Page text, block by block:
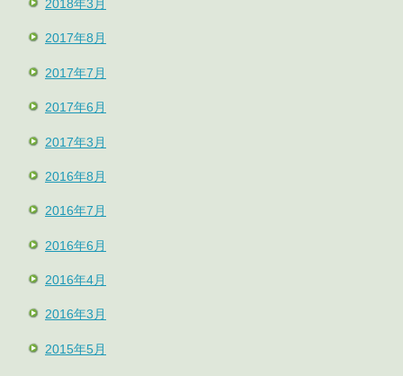
2018年3月
2017年8月
2017年7月
2017年6月
2017年3月
2016年8月
2016年7月
2016年6月
2016年4月
2016年3月
2015年5月